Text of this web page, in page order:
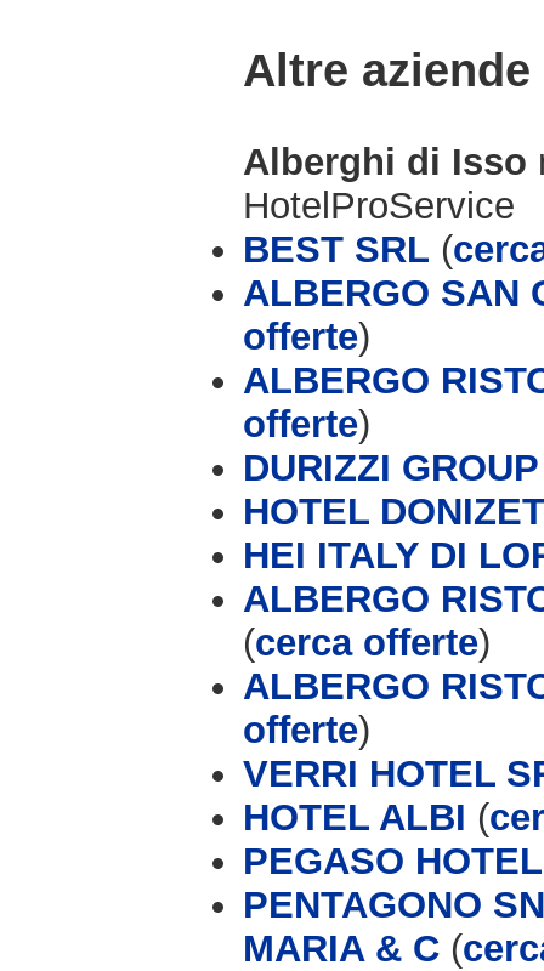
Altre
Alberghi di Isso
HotelProService
BEST SRL (
ALBERGO SAN
offerte)
ALBERGO
offerte)
DURIZZI
HOTEL
HEI ITALY DI
ALBERGO
(cerca offerte)
ALBERGO
offerte)
VERRI HOTEL
HOTEL ALBI (
PEGASO HOTEL
PENTAGONO
MARIA & C (